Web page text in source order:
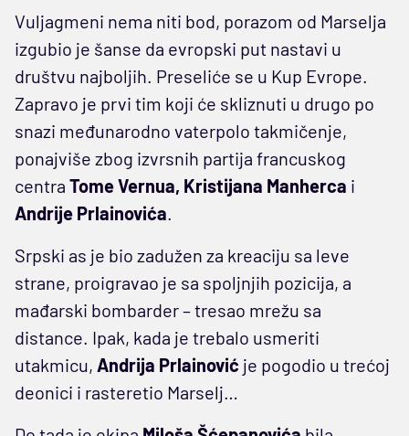
Vuljagmeni nema niti bod, porazom od Marselja
izgubio je šanse da evropski put nastavi u
društvu najboljih. Preseliće se u Kup Evrope.
Zapravo je prvi tim koji će skliznuti u drugo po
snazi međunarodno vaterpolo takmičenje,
ponajviše zbog izvrsnih partija francuskog
centra Tome Vernua, Kristijana Manherca i
Andrije Prlainovića.
Srpski as je bio zadužen za kreaciju sa leve
strane, proigravao je sa spoljnjih pozicija, a
mađarski bombarder – tresao mrežu sa
distance. Ipak, kada je trebalo usmeriti
utakmicu, Andrija Prlainović je pogodio u trećoj
deonici i rasteretio Marselj…